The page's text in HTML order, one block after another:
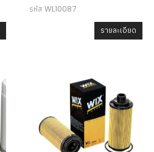
WL10087
รหัส WL10087
รายละเอียด